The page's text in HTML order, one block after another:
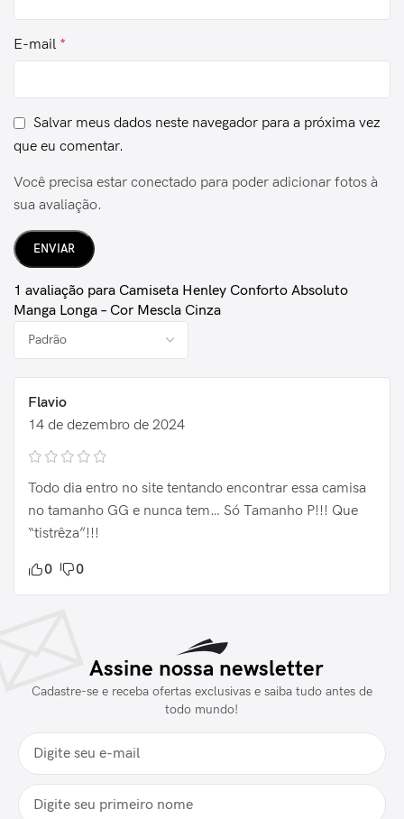
1 avaliação para Camiseta Henley Conforto Absoluto
Manga Longa – Cor Mescla Cinza
Flavio
14 de dezembro de 2024
Todo dia entro no site tentando encontrar essa camisa
no tamanho GG e nunca tem… Só Tamanho P!!! Que
“tistrêza”!!!
0 0
E-mail *
Salvar meus dados neste navegador para a próxima vez
que eu comentar.
Você precisa estar conectado para poder adicionar fotos à
sua avaliação.
Assine nossa newsletter
Cadastre-se e receba ofertas exclusivas e saiba tudo antes de
todo mundo!